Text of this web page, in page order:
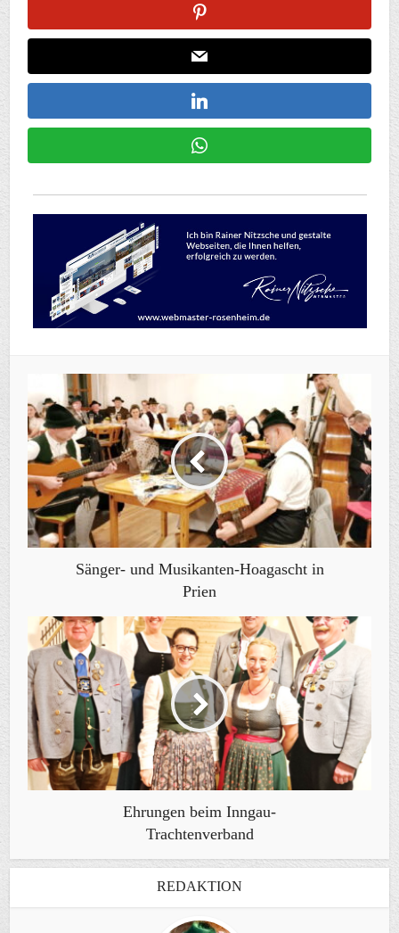
Sänger- und Musikanten-Hoagascht in
Prien
Ehrungen beim Inngau-
Trachtenverband
REDAKTION